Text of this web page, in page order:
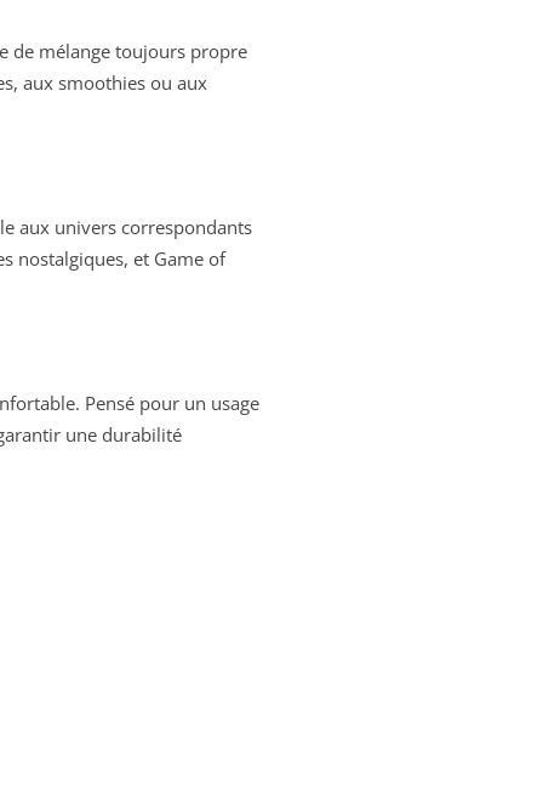
de mélange toujours propre
aux smoothies ou aux
aux univers correspondants
nostalgiques, et Game of
Pensé pour un usage
une durabilité